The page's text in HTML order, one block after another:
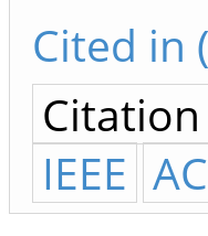
Cited in
IEEE